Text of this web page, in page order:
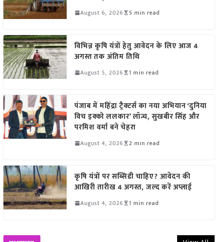
August 6, 2026 5 min read
विभिन्न कृषि यंत्रों हेतु आवेदन के लिए आज 4
अगस्त तक अंतिम तिथि
August 5, 2026 1 min read
पंजाब में महिंद्रा ट्रैक्टर्स का नया अभियान ‘दुनिया
विच इक्को ललकार’ लॉन्च, सुखबीर सिंह और
परमिश वर्मा बने चेहरा
August 4, 2026 2 min read
कृषि यंत्रों पर सब्सिडी चाहिए? आवेदन की
आखिरी तारीख 4 अगस्त, जल्द करें अप्लाई
August 4, 2026 1 min read